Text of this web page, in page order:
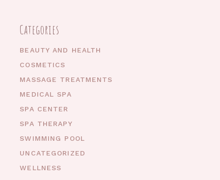
Categories
BEAUTY AND HEALTH
COSMETICS
MASSAGE TREATMENTS
MEDICAL SPA
SPA CENTER
SPA THERAPY
SWIMMING POOL
UNCATEGORIZED
WELLNESS